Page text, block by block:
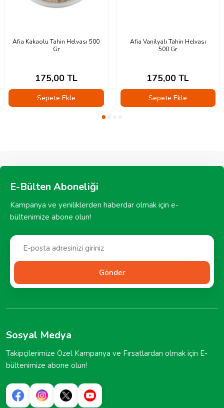
Afia Kakaolu Tahin Helvası 500
Gr
175,00TL
Sepete Ekle
Afia Vanilyalı Tahin Helvası
500 Gr
175,00 TL
Sepete Ekle
E-Bülten Aboneliği
Kampanya ve yeniliklerden haberdar olmak için e-
bültenimize abone olun!
Gönder
Sosyal Medya
Takipçilerimize Özel Kampanya ve Fırsatlardan olmak için E-
bültenimize abone olun!